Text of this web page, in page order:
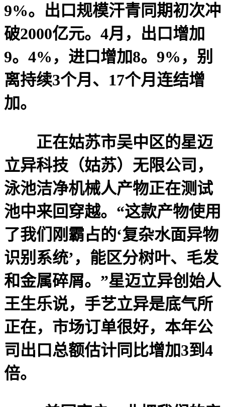
9%。出口规模汗青同期初次冲
破2000亿元。4月，出口增加
9。4%，进口增加8。9%，别
离持续3个月、17个月连结增
加。
正在姑苏市吴中区的星迈
立异科技（姑苏）无限公司，
泳池洁净机械人产物正在测试
池中来回穿越。“这款产物使用
了我们刚霸占的‘复杂水面异物
识别系统’，能区分树叶、毛发
和金属碎屑。”星迈立异创始人
王生乐说，手艺立异是底气所
正在，市场订单很好，本年公
司出口总额估计同比增加3到4
倍。